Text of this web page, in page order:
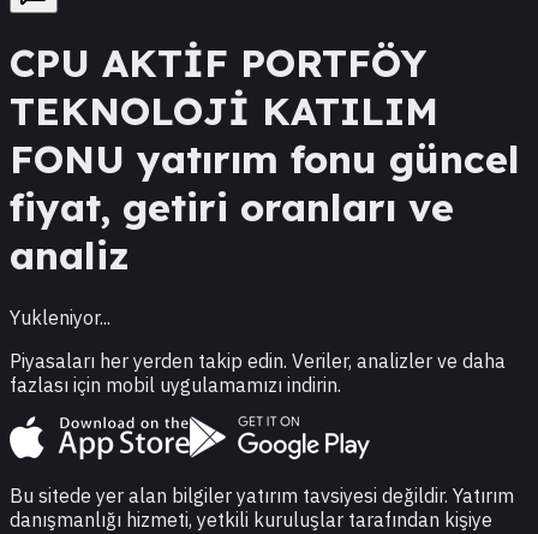
CPU AKTİF PORTFÖY
TEKNOLOJİ KATILIM
FONU yatırım fonu güncel
fiyat, getiri oranları ve
analiz
Yukleniyor...
Piyasaları her yerden takip edin. Veriler, analizler ve daha
fazlası için mobil uygulamamızı indirin.
Bu sitede yer alan bilgiler yatırım tavsiyesi değildir. Yatırım
danışmanlığı hizmeti, yetkili kuruluşlar tarafından kişiye